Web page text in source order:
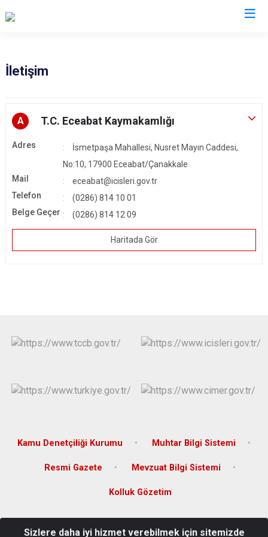
Bayramiç
Biga
Bozcaada
Lapseki
Yenice
İletişim
A T.C. Eceabat Kaymakamlığı
Adres
İsmetpaşa Mahallesi, Nusret Mayın Caddesi,
No:10, 17900 Eceabat/Çanakkale
Mail
eceabat@icisleri.gov.tr
Telefon
(0286) 814 10 01
Belge Geçer
(0286) 814 12 09
Haritada Gör
Kamu Denetçiliği Kurumu Muhtar Bilgi Sistemi
Resmi Gazete Mevzuat Bilgi Sistemi
Kolluk Gözetim
Sizlere daha iyi hizmet verebilmek için sitemizde